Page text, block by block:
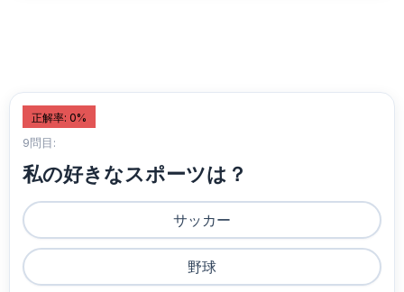
正解率: 0%
9問目:
私の好きなスポーツは？
サッカー
野球